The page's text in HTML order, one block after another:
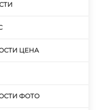
ЦЕНА
ФОТО